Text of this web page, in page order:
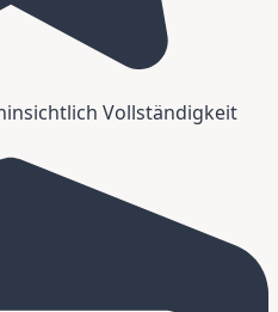
Vollständigkeit